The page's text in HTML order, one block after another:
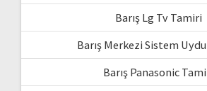
Barış Lg Tv Tamiri
Barış Merkezi Sistem
Barış Panasonic